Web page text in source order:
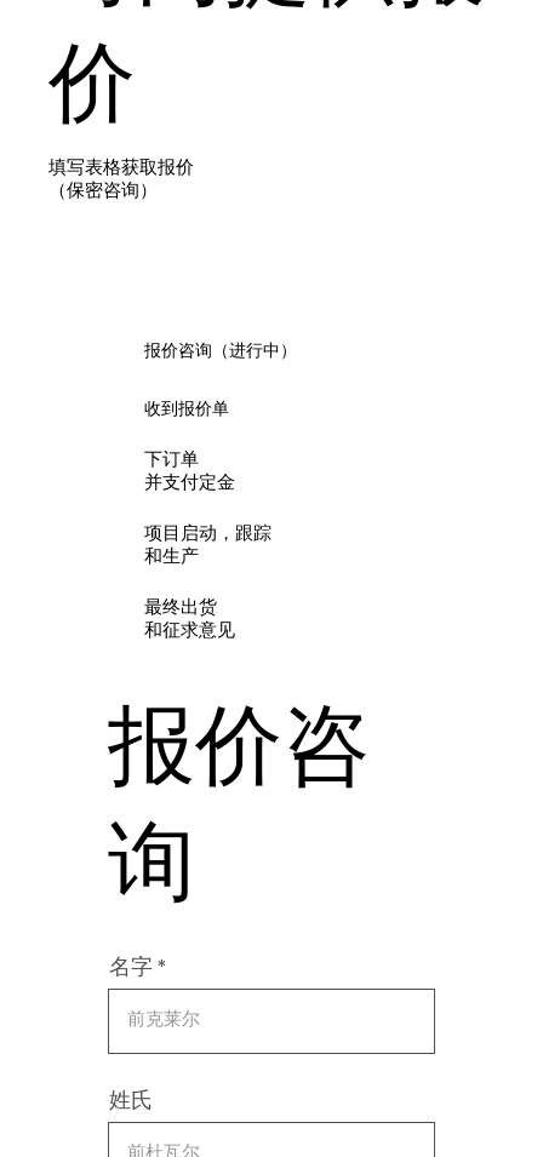
报价咨
询
名字
姓氏
报价咨询 （进行中）
收到报价单
下订单
并支付定金
项目启动，跟踪
和生产
最终出货
和征求意见
价
填写表格获取报价
（保密咨询）